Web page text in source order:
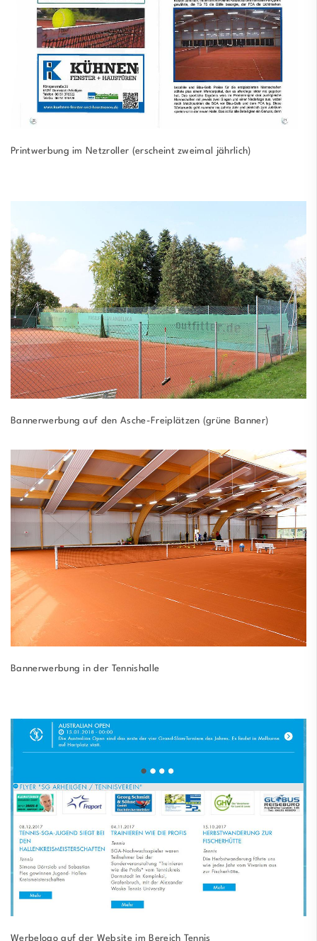
Printwerbung im Netzroller (erscheint zweimal jährlich)
Bannerwerbung auf den Asche-Freiplätzen (grüne Banner)
Bannerwerbung in der Tennishalle
Werbelogo auf der Website im Bereich Tennis